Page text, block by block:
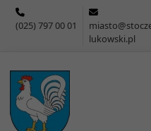
(025) 797 00 01
lukowski.pl